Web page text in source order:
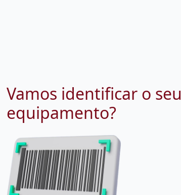
Vamos identificar o seu
equipamento?